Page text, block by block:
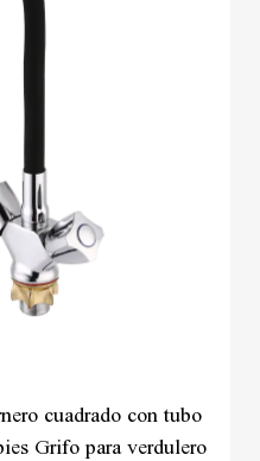
cuadrado con tubo
Grifo para verdulero